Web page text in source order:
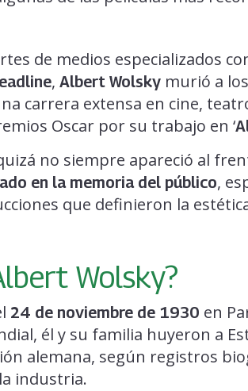
de medios especializados
, Albert Wolsky murió a los
carrera extensa en cine,
Oscar por su trabajo en ‘
no siempre apareció al
en la memoria del público,
que definieron la
Wolsky?
24 de noviembre de 1930 en
él y su familia huyeron a
alemana, según registros
industria.